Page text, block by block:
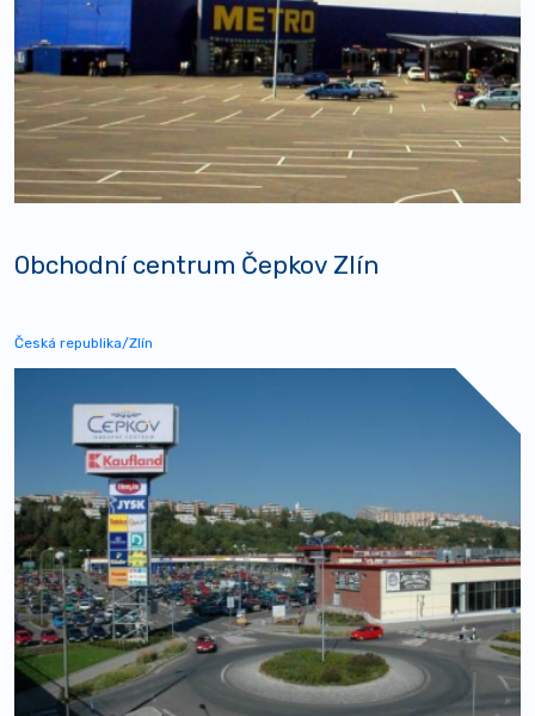
Obchodní centrum Čepkov Zlín
Česká republika/Zlín